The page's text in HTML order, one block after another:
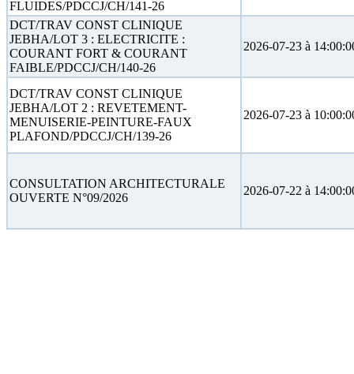
FLUIDES/PDCCJ/CH/141-26
DCT/TRAV CONST CLINIQUE
JEBHA/LOT 3 : ELECTRICITE :
COURANT FORT & COURANT
FAIBLE/PDCCJ/CH/140-26
2026-07-23 à
DCT/TRAV CONST CLINIQUE
JEBHA/LOT 2 : REVETEMENT-
MENUISERIE-PEINTURE-FAUX
PLAFOND/PDCCJ/CH/139-26
2026-07-23 à
CONSULTATION ARCHITECTURALE
OUVERTE N°09/2026
2026-07-22 à